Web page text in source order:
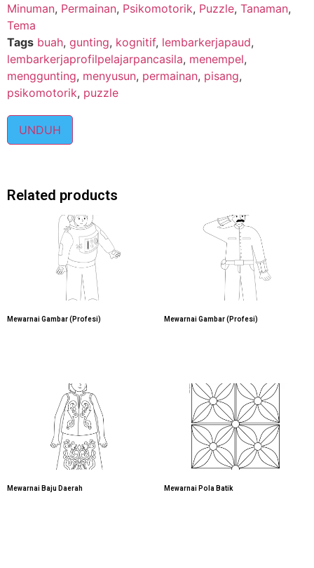
Minuman, Permainan, Psikomotorik, Puzzle, Tanaman,
Tema
Tags buah, gunting, kognitif, lembarkerjapaud,
lembarkerjaprofilpelajarpancasila, menempel,
menggunting, menyusun, permainan, pisang,
psikomotorik, puzzle
UNDUH
Related products
Mewarnai Gambar (Profesi) Mewarnai Gambar (Profesi)
Mewarnai Baju Daerah Mewarnai Pola Batik